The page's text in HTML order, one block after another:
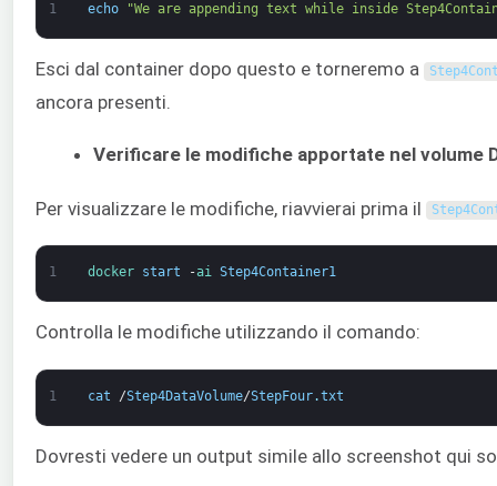
1 echo "We are appending text while inside
Esci dal container dopo questo e torneremo a
ancora presenti.
Verificare le modifiche apportate nel volume
Per visualizzare le modifiche, riavvierai prima il
1 docker start -ai Step4Container1
Controlla le modifiche utilizzando il comando:
1 cat /Step4DataVolume/StepFour.txt
Dovresti vedere un output simile allo screenshot qui